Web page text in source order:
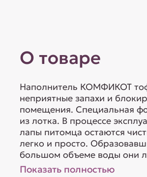
О товаре
Наполнитель КОМФИКОТ
неприятные запахи и
помещения. Специальная
из лотка. В процессе
лапы питомца остаются
легко и просто.
большом объеме воды они
Показать полностью